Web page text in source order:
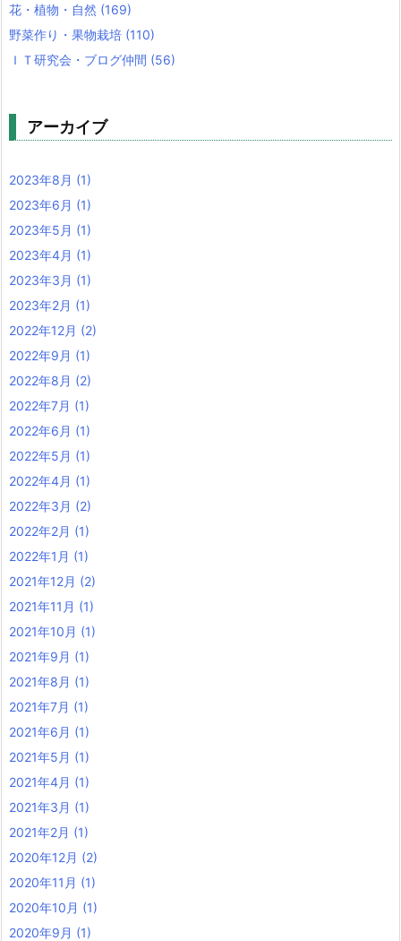
花・植物・自然 (169)
野菜作り・果物栽培 (110)
ＩＴ研究会・ブログ仲間 (56)
アーカイブ
2023年8月 (1)
2023年6月 (1)
2023年5月 (1)
2023年4月 (1)
2023年3月 (1)
2023年2月 (1)
2022年12月 (2)
2022年9月 (1)
2022年8月 (2)
2022年7月 (1)
2022年6月 (1)
2022年5月 (1)
2022年4月 (1)
2022年3月 (2)
2022年2月 (1)
2022年1月 (1)
2021年12月 (2)
2021年11月 (1)
2021年10月 (1)
2021年9月 (1)
2021年8月 (1)
2021年7月 (1)
2021年6月 (1)
2021年5月 (1)
2021年4月 (1)
2021年3月 (1)
2021年2月 (1)
2020年12月 (2)
2020年11月 (1)
2020年10月 (1)
2020年9月 (1)